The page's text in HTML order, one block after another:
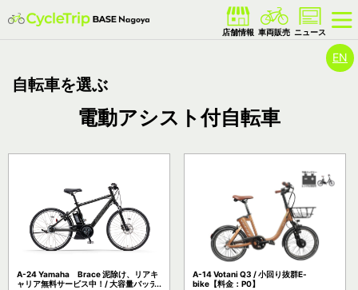
EN
自転車を選ぶ
電動アシスト付自転車
A-24 Yamaha Brace 泥除け、リアキ
ャリア無料サービス中！/ 大容量バッテ
A-14 Votani Q3 / 小回り抜群E-
bike【料金：P0】